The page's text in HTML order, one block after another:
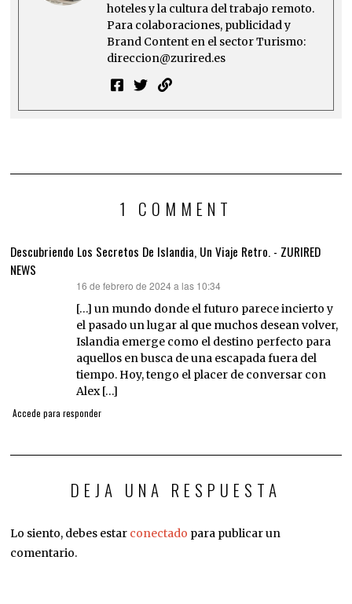
hoteles y la cultura del trabajo remoto.
Para colaboraciones, publicidad y
Brand Content en el sector Turismo:
direccion@zurired.es
1 COMMENT
Descubriendo Los Secretos De Islandia, Un Viaje Retro. - ZURIRED
NEWS
16 de febrero de 2024 a las 10:34
[…] un mundo donde el futuro parece incierto y
el pasado un lugar al que muchos desean volver,
Islandia emerge como el destino perfecto para
aquellos en busca de una escapada fuera del
tiempo. Hoy, tengo el placer de conversar con
Alex […]
Accede para responder
DEJA UNA RESPUESTA
Lo siento, debes estar conectado para publicar un
comentario.